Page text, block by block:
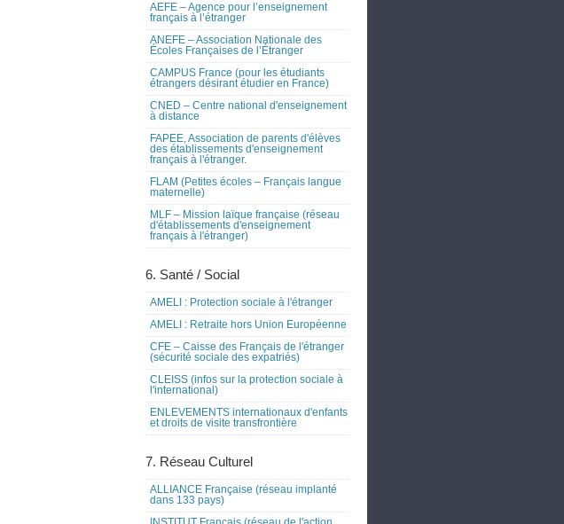
AEFE – Agence pour l’enseignement
français à l’étranger
ANEFE – Association Nationale des
Écoles Françaises de l’Étranger
CAMPUS France (pour les étudiants
étrangers désirant étudier en France)
CNED – Centre national d'enseignement
à distance
FAPEE, Association de parents d'élèves
des établissements d'enseignement
français à l'étranger.
FLAM (Petites écoles – Français langue
maternelle)
MLF – Mission laïque française (réseau
d'établissements d'enseignement
français à l'étranger)
6. Santé / Social
AMELI : Protection sociale à l'étranger
AMELI : Retraite hors Union Européenne
CFE – Caisse des Français de l'étranger
(sécurité sociale des expatriés)
CLEISS (infos sur la protection sociale à
l'international)
ENLEVEMENTS internationaux d'enfants
et droits de visite transfrontière
7. Réseau Culturel
ALLIANCE Française (réseau implanté
dans 133 pays)